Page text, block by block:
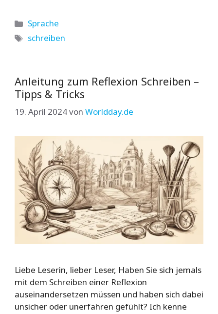
Kategorien
Sprache
Schlagwörter
schreiben
Anleitung zum Reflexion Schreiben –
Tipps & Tricks
19. April 2024von Worldday.de
Liebe Leserin, lieber Leser, Haben Sie sich jemals
mit dem Schreiben einer Reflexion
auseinandersetzen müssen und haben sich dabei
unsicher oder unerfahren gefühlt? Ich kenne